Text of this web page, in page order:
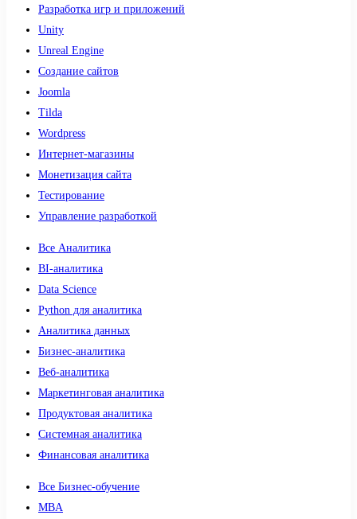
Разработка игр и приложений
Unity
Unreal Engine
Создание сайтов
Joomla
Tilda
Wordpress
Интернет-магазины
Монетизация сайта
Тестирование
Управление разработкой
Все Аналитика
BI-аналитика
Data Science
Python для аналитика
Аналитика данных
Бизнес-аналитика
Веб-аналитика
Маркетинговая аналитика
Продуктовая аналитика
Системная аналитика
Финансовая аналитика
Все Бизнес-обучение
MBA